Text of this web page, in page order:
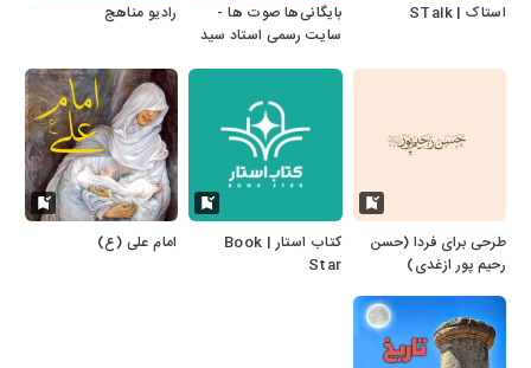
استاک | STalk
بایگانی‌ها صوت ها -
سایت رسمی استاد سید
رادیو مناهج
طرحی برای فردا (حسن
رحیم پور ازغدی)
کتاب استار | Book
Star
امام علی (ع)